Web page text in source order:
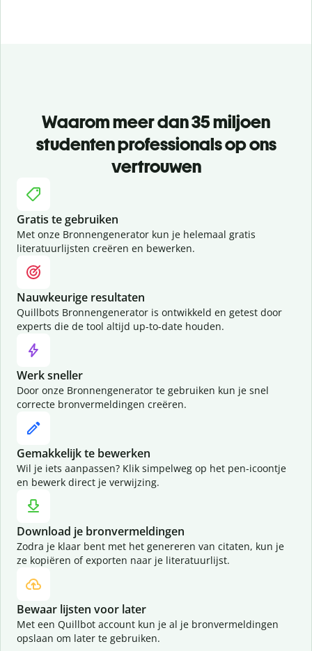
Waarom meer dan 35 miljoen
studenten professionals op ons
vertrouwen
Gratis te gebruiken
Met onze Bronnengenerator kun je helemaal gratis
literatuurlijsten creëren en bewerken.
Nauwkeurige resultaten
Quillbots Bronnengenerator is ontwikkeld en getest door
experts die de tool altijd up-to-date houden.
Werk sneller
Door onze Bronnengenerator te gebruiken kun je snel
correcte bronvermeldingen creëren.
Gemakkelijk te bewerken
Wil je iets aanpassen? Klik simpelweg op het pen-icoontje
en bewerk direct je verwijzing.
Download je bronvermeldingen
Zodra je klaar bent met het genereren van citaten, kun je
ze kopiëren of exporten naar je literatuurlijst.
Bewaar lijsten voor later
Met een Quillbot account kun je al je bronvermeldingen
opslaan om later te gebruiken.